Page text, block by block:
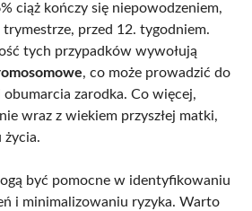
ciąż kończy się niepowodzeniem,
przed 12. tygodniem.
tych przypadków wywołują
, co może prowadzić do
zarodka. Co więcej,
wraz z wiekiem przyszłej matki,
życia.
być pomocne w identyfikowaniu
i minimalizowaniu ryzyka. Warto